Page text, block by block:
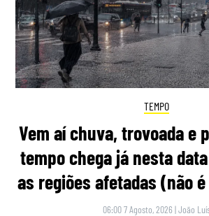
TEMPO
Vem aí chuva, trovoada e
tempo chega já nesta
as regiões afetadas (não
06:00 7 Agosto, 2026 |João